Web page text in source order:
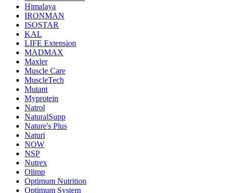
Himalaya
IRONMAN
ISOSTAR
KAL
LIFE Extension
MADMAX
Maxler
Muscle Care
MuscleTech
Mutant
Myprotein
Natrol
NaturalSupp
Nature's Plus
Naturi
NOW
NSP
Nutrex
Olimp
Optimum Nutrition
Optimum System